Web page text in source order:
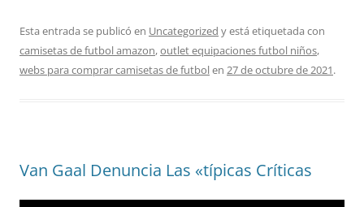
Esta entrada se publicó en Uncategorized y está etiquetada con
camisetas de futbol amazon,outlet equipaciones futbol niños,
webs para comprar camisetas de futbolen 27 de octubre de 2021.
Van Gaal Denuncia Las «típicas Críticas